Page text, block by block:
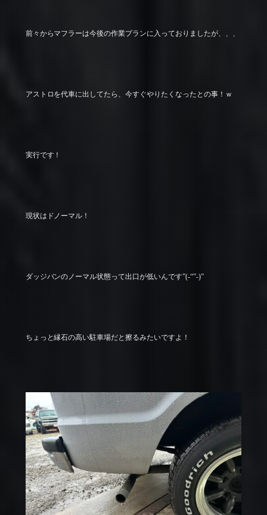
前々からマフラーは今後の作業プランに入っておりましたが、、、
アストロを代車に出してたら、今すぐやりたくなったとの事！ｗ
実行です！
現状はドノーマル！
ダッジバンのノーマル状態って出口が低いんです”(-“”-)”
ちょっと縁石の高い駐車場だと擦るみたいですよ！